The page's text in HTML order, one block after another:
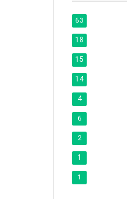
63
18
15
14
4
6
2
1
1